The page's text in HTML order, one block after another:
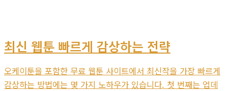
최신 웹툰 빠르게 감상하는 전략
오케이툰을 포함한 무료 웹툰 사이트에서 최신작을 가장 빠르게
감상하는 방법에는 몇 가지 노하우가 있습니다. 첫 번째는 업데